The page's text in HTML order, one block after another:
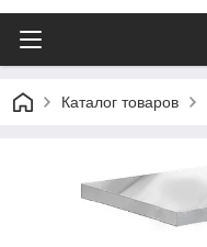
Каталог товаров